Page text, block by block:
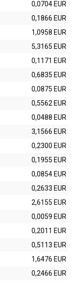
0,0704 EUR
0,1866 EUR
1,0958 EUR
5,3165 EUR
0,1171 EUR
0,6835 EUR
0,0875 EUR
0,5562 EUR
0,0488 EUR
3,1566 EUR
0,2300 EUR
0,1955 EUR
0,0854 EUR
0,2633 EUR
2,6155 EUR
0,0059 EUR
0,2011 EUR
0,5113 EUR
1,6476 EUR
0,2466 EUR